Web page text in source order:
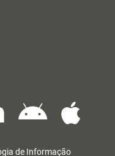
de Informação